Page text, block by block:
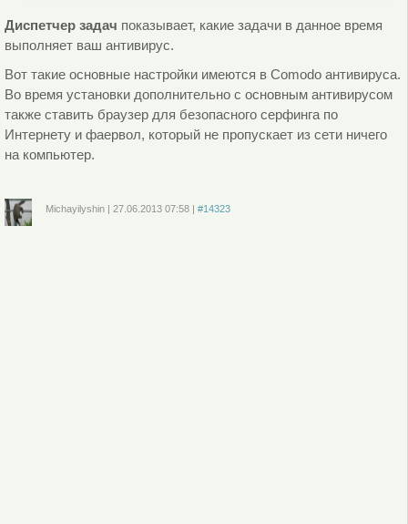
Диспетчер задач показывает, какие задачи в данное время
выполняет ваш антивирус.
Вот такие основные настройки имеются в Comodo антивируса.
Во время установки дополнительно с основным антивирусом
также ставить браузер для безопасного серфинга по
Интернету и фаервол, который не пропускает из сети ничего
на компьютер.
Michayilyshin| 27.06.2013 07:58| #14323